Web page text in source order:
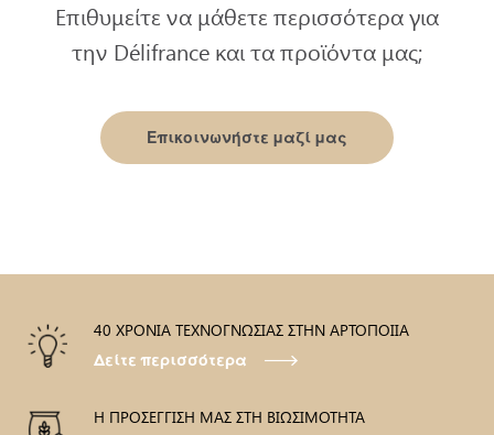
Επιθυμείτε να μάθετε περισσότερα για
την Délifrance και τα προϊόντα μας;
Επικοινωνήστε μαζί μας
40 ΧΡΟΝΙΑ ΤΕΧΝΟΓΝΩΣΙΑΣ ΣΤΗΝ ΑΡΤΟΠΟΙΙΑ
Δείτε περισσότερα
Η ΠΡΟΣΕΓΓΙΣΗ ΜΑΣ ΣΤΗ ΒΙΩΣΙΜΟΤΗΤΑ